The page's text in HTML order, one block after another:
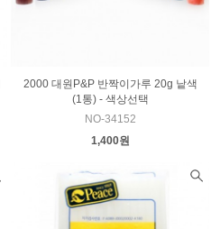
2000 대원P&P 반짝이가루 20g 낱색
(1통) - 색상선택
NO-34152
1,400원